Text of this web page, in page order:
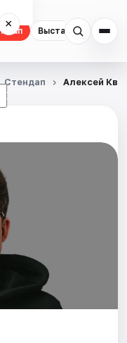
Выставки
×
☾
Стендап Алексей